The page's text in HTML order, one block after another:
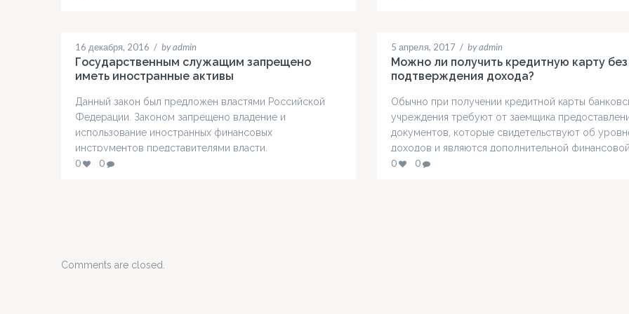
достаточно сложной процедурой. Наша компания
способна предоставить квалифицированную помощь в
данном вопросе. Как…
Однако, при подписании договора…
16 декабря, 2016 / by admin
Государственным служащим запрещено
иметь иностранные активы
Данный закон был предложен властями Российской
Федерации. Законом запрещено владение и
использование иностранных финансовых
инструментов представителями власти,
парламентариями, членами СФ, руководящим
находящихся на территории…
0 0
5 апреля, 2017 / by admin
Можно ли получить кредитную карту без
подтверждения дохода?
Обычно при получении кредитной карты
учреждения требуют от заемщика
документов, которые свидетельствуют об
доходов и являются дополнительной финансовой
гарантией для банка. Однако чтобы привлечь как
0 0
Comments are closed.